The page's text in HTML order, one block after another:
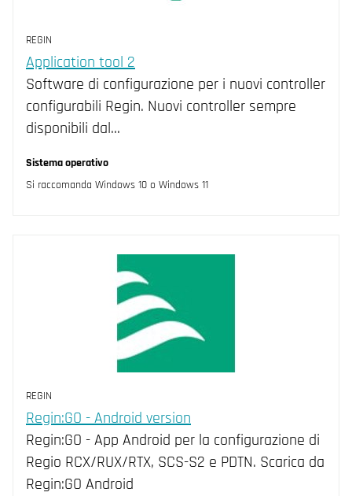
REGIN
Application tool 2
Software di configurazione per i nuovi controller
configurabili Regin. Nuovi controller sempre
disponibili dal…
Sistema operativo
Si raccomanda Windows 10 o Windows 11
REGIN
Regin:GO - Android version
Regin:GO - App Android per la configurazione di
Regio RCX/RUX/RTX, SCS-S2 e PDTN. Scarica da
Regin:GO Android